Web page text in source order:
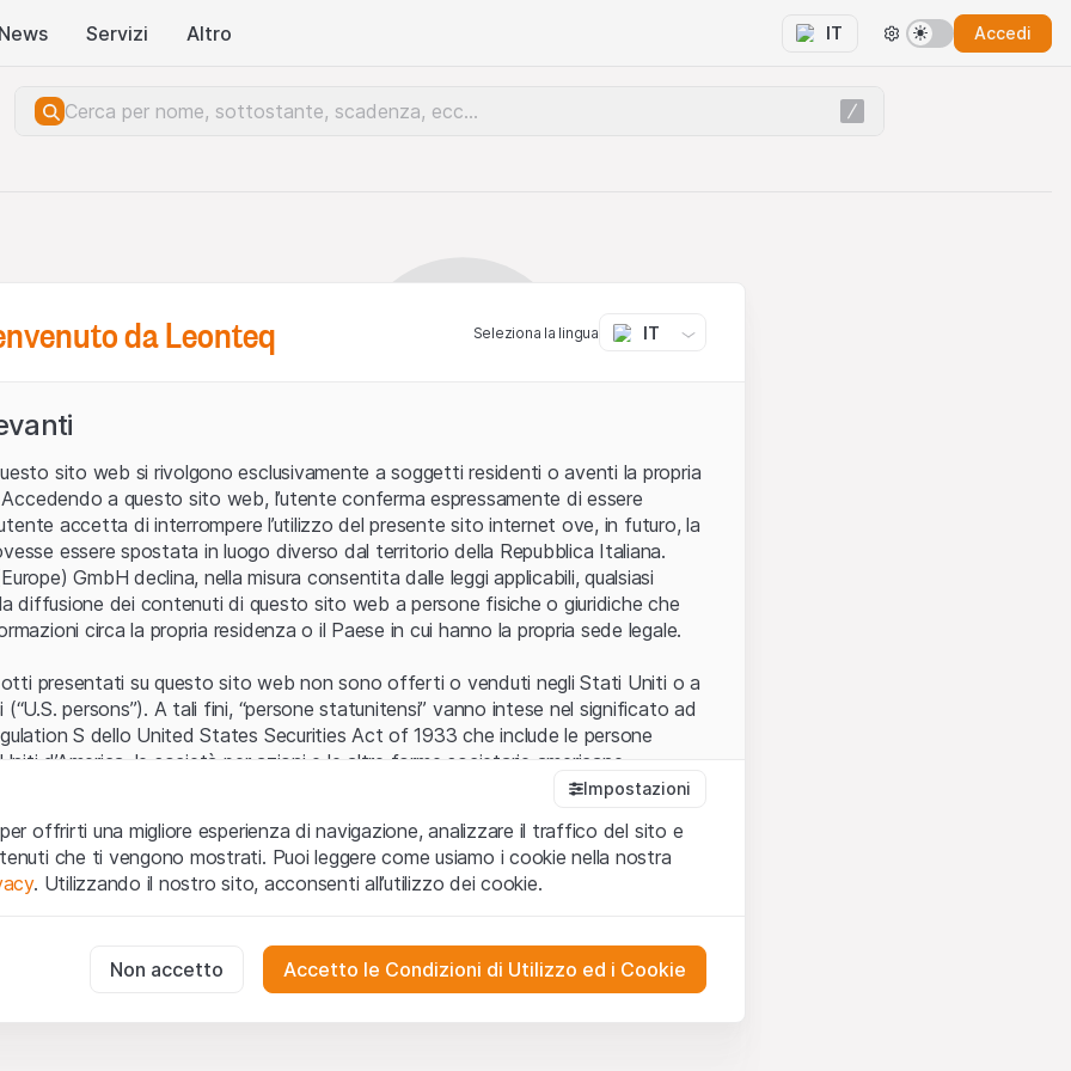
News Servizi Altro IT Accedi
Errore del server.
da Leonteq Seleziona la lingua IT
sito web si rivolgono esclusivamente a soggetti residenti o aventi la propria
a questo sito web, l’utente conferma espressamente di essere
accetta di interrompere l’utilizzo del presente sito internet ove, in futuro, la
essere spostata in luogo diverso dal territorio della Repubblica Italiana.
GmbH declina, nella misura consentita dalle leggi applicabili, qualsiasi
diffusione dei contenuti di questo sito web a persone fisiche o giuridiche che
circa la propria residenza o il Paese in cui hanno la propria sede legale.
presentati su questo sito web non sono offerti o venduti negli Stati Uniti o a
persons”). A tali fini, “persone statunitensi” vanno intese nel significato ad
S dello United States Securities Act of 1933 che include le persone
d’America, le società per azioni e le altre forme societarie americane.
web (di seguito, il “Sito”) si dichiara di aver compreso e di accettare le
avvertenze importanti e le condizioni di utilizzo ivi rese disponibili. Nel caso in
utilizzonon siano accettate, l’utente è tenuto ad interrompere l’utilizzo del
o invito ad acquistare
i dati, i servizi, gli strumenti, i documenti (i “Contenuti del Sito”) contenuti o
web hanno esclusivamente finalità informative e non rappresentano né
Impostazioni
offrirti una migliore esperienza di navigazione, analizzare il traffico del sito e
che ti vengono mostrati. Puoi leggere come usiamo i cookie nella nostra
. Utilizzando il nostro sito, acconsenti all’utilizzo dei cookie.
per il funzionamento del sito web e non possono essere disattivati.
Non accetto Accetto le Condizioni di Utilizzo ed i Cookie